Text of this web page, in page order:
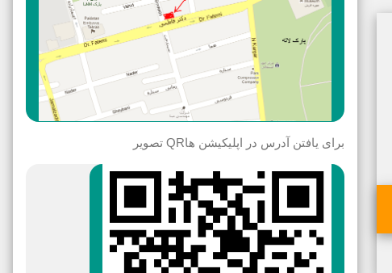
برای یافتن آدرس در اپلیکیشن هاQR تصویر